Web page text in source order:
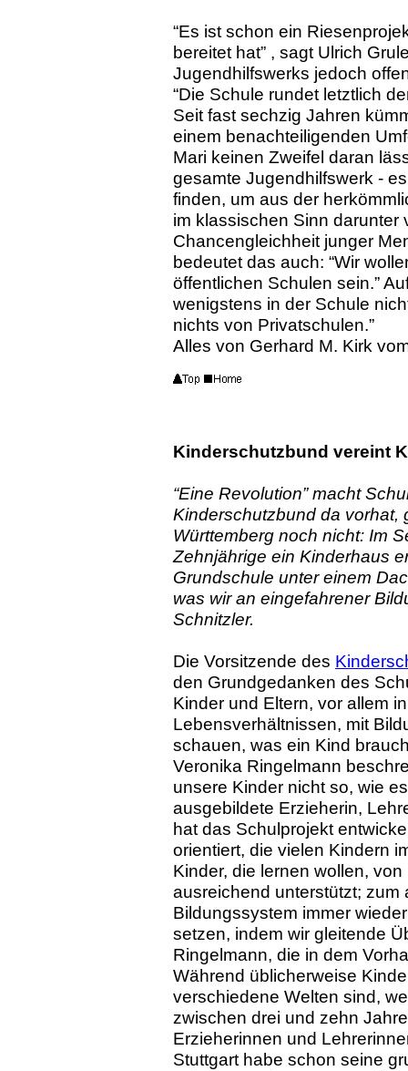
“Es ist schon ein
bereitet hat” , sagt Ulrich
Jugendhilfswerks jedoch
“Die Schule rundet letztlich
Seit fast sechzig Jahren
einem benachteiligenden
Mari keinen Zweifel daran
gesamte Jugendhilfswerk -
finden, um aus der
im klassischen Sinn darunter
Chancengleichheit junger
bedeutet das auch: “Wir
öffentlichen Schulen sein.”
wenigstens in der Schule
nichts von Privatschulen.”
Alles von Gerhard M. Kirk
Kinderschutzbund vereint
“Eine Revolution” macht
Kinderschutzbund da vorhat,
Württemberg noch nicht: Im
Zehnjährige ein Kinderhaus
Grundschule unter einem
was wir an eingefahrener
Schnitzler.
Die Vorsitzende des
den Grundgedanken des
Kinder und Eltern, vor allem
Lebensverhältnissen, mit
schauen, was ein Kind
Veronika Ringelmann
unsere Kinder nicht so, wie
ausgebildete Erzieherin,
hat das Schulprojekt
orientiert, die vielen Kindern
Kinder, die lernen wollen,
ausreichend unterstützt;
Bildungssystem immer
setzen, indem wir gleitende
Ringelmann, die in dem
Während üblicherweise
verschiedene Welten sind,
zwischen drei und zehn
Erzieherinnen und
Stuttgart habe schon seine